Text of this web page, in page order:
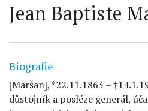
Jean Baptiste
Biografie
[Maršan], *22.11.1863 –
důstojník a posléze generál,